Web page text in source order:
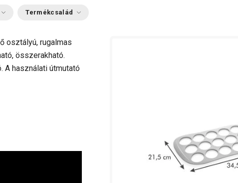
Termékcsalád
osztályú, rugalmas
összerakható.
A használati útmutató